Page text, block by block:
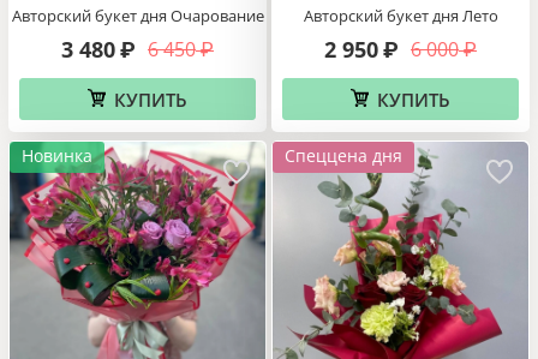
Авторский букет дня Очарование
6 450 ₽
3 480₽
КУПИТЬ
Авторский букет дня Лето
6 000 ₽
2 950₽
КУПИТЬ
Новинка Спеццена дня